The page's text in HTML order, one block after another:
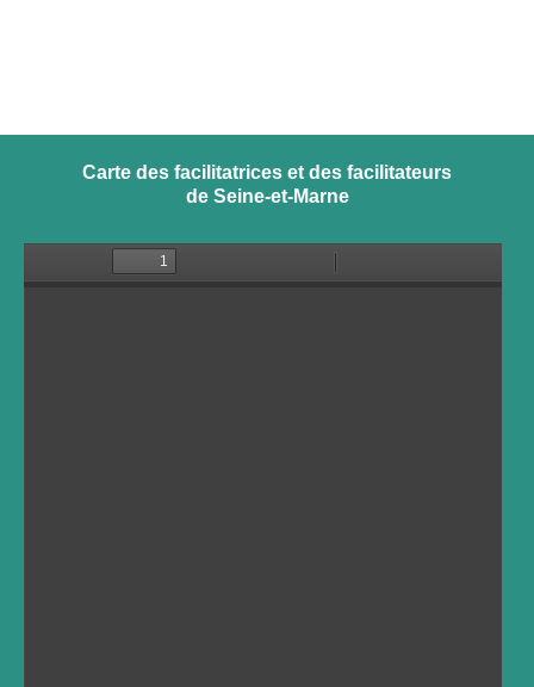
Carte des facilitatrices et des facilitateurs
de Seine-et-Marne